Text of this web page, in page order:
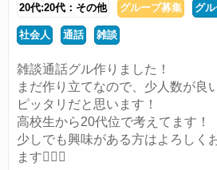
20代:20代：その他 グループ募集 グ
社会人 通話 雑談
雑談通話グル作りました！
まだ作り立てなので、少人数が良
ピッタリだと思います！
高校生から20代位で考えてます！
少しでも興味がある方はよろしく
ます🙇🏻‍♂️